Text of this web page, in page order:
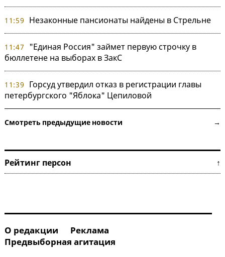
11:59 Незаконные пансионаты найдены в Стрельне
11:47
"Единая Россия" займет первую строчку в
бюллетене на выборах в ЗакС
11:39
Горсуд утвердил отказ в регистрации главы
петербургского "Яблока" Цепиловой
Смотреть предыдущие новости →
Рейтинг персон ↑
О редакции
Реклама
Предвыборная агитация